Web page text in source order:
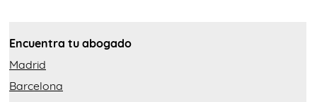
Encuentra tu abogado
Madrid
Barcelona